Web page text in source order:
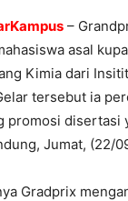
–
asal
Kimia dari
tersebut ia
promosi disertasi
Jumat, (22/
Gradprix